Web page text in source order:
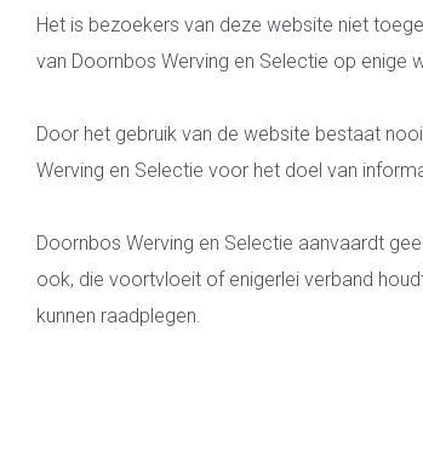
Het is bezoekers van deze website niet
van Doornbos Werving en Selectie op enige
Door het gebruik van de website bestaat
Werving en Selectie voor het doel van
Doornbos Werving en Selectie aanvaardt
ook, die voortvloeit of enigerlei verband
kunnen raadplegen.